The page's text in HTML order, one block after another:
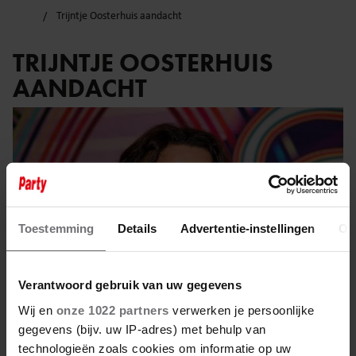
Toestemming Details Advertentie-instellingen
Verantwoord gebruik van uw gegevens
Wij en onze 1022 partners verwerken je persoonlijke
gegevens (bijv. uw IP-adres) met behulp van
technologieën zoals cookies om informatie op uw
Trijntje Oosterhuis aandacht
TRIJNTJE OOSTERHUIS
AANDACHT